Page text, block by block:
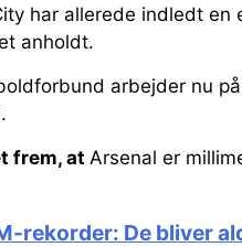
har allerede indledt
anholdt.
arbejder nu
frem, at Arsenal er
rekorder: De bliver